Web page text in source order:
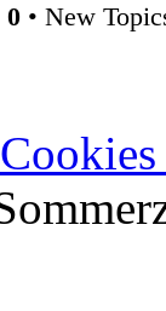
0 • New